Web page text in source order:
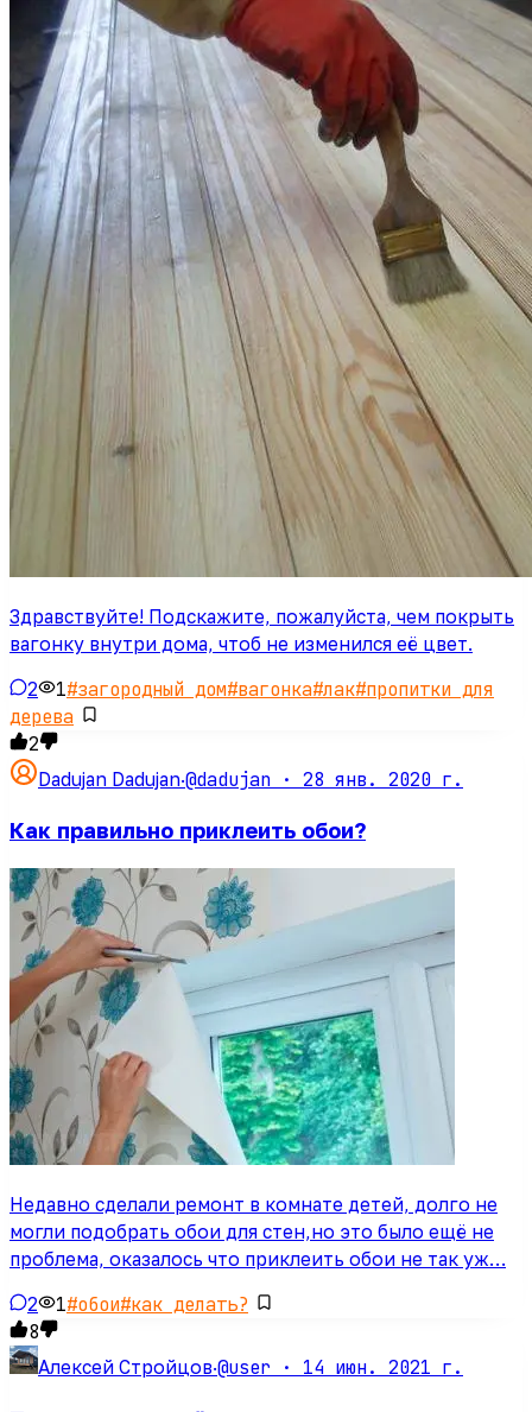
Здравствуйте! Подскажите, пожалуйста, чем покрыть
вагонку внутри дома, чтоб не изменился её цвет.
2 1#загородный дом#вагонка#лак#пропитки для
дерева
2
Dadujan Dadujan·@dadujan · 28 янв. 2020 г.
Как правильно приклеить обои?
Недавно сделали ремонт в комнате детей, долго не
могли подобрать обои для стен,но это было ещё не
проблема, оказалось что приклеить обои не так уж…
2 1#обои#как делать?
8
Алексей Стройцов·@user · 14 июн. 2021 г.